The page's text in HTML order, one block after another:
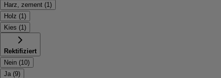
Harz, zement (1 )
Holz (1 )
Kies (1 )
Rektifiziert
Nein (10)
Ja (9)